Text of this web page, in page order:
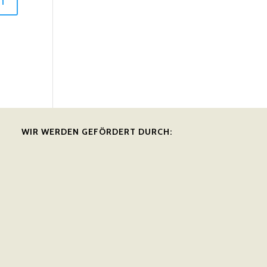
WIR WERDEN GEFÖRDERT DURCH: